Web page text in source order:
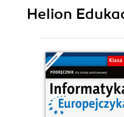
6. Sposoby osiągania
7. Opis założonych
8. Propozycje metod
Helion